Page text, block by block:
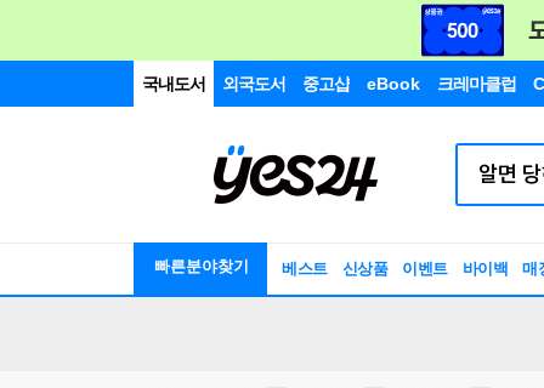
국내도서 외국도서 중고샵 eBook 크레마클럽
빠른분야찾기 베스트 신상품 이벤트 바이백 매